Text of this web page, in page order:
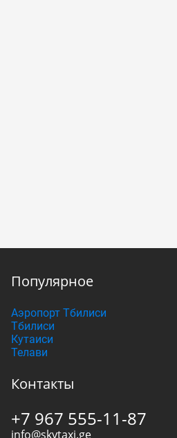
Популярное
Аэропорт Тбилиси
Тбилиси
Кутаиси
Телави
Контакты
+7 967 555-11-87
info@skytaxi.ge